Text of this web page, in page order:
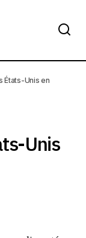
États-Unis en
Unis